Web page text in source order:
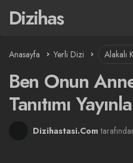
Dizihas
Anasayfa Yerli Dizi Alakalı
Ben Onun
Tanıtımı
Dizihastasi.Com